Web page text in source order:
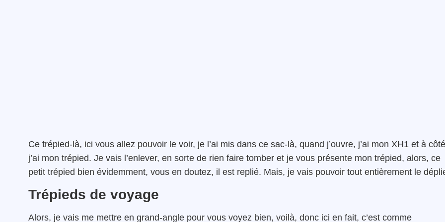
Ce trépied-là, ici vous allez pouvoir le voir, je l’ai mis dans ce sac-là, quand j’ouvre, j’ai mon XH1 et à
j’ai mon trépied. Je vais l’enlever, en sorte de rien faire tomber et je vous présente mon trépied, alors, ce
petit trépied bien évidemment, vous en doutez, il est replié. Mais, je vais pouvoir tout entièrement le
Trépieds de voyage
Alors, je vais me mettre en grand-angle pour vous voyez bien, voilà, donc ici en fait, c’est comme